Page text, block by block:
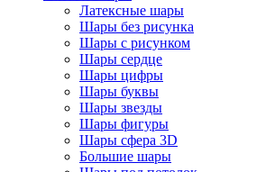
Латексные шары
Шары без рисунка
Шары с рисунком
Шары сердце
Шары цифры
Шары буквы
Шары звезды
Шары фигуры
Шары сфера 3D
Большие шары